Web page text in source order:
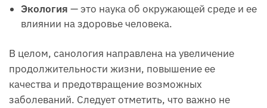
Экология — это наука об окружающей среде и ее
влиянии на здоровье человека.
В целом, санология направлена на увеличение
продолжительности жизни, повышение ее
качества и предотвращение возможных
заболеваний. Следует отметить, что важно не